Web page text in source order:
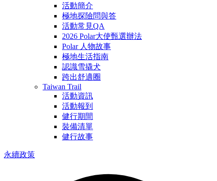
活動簡介
極地探險問與答
活動常見QA
2026 Polar大使甄選辦法
Polar 人物故事
極地生活指南
認識雪撬犬
跨出舒適圈
Taiwan Trail
活動資訊
活動報到
健行期間
裝備清單
健行故事
永續政策